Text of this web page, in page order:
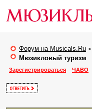
Форум на Musicals.Ru >
Мюзикловый туризм
Зарегистрироваться ЧАВО